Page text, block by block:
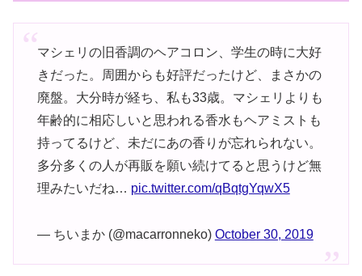
マシェリの旧香調のヘアコロン、学生の時に大好
きだった。周囲からも好評だったけど、まさかの
廃盤。大分時が経ち、私も33歳。マシェリよりも
年齢的に相応しいと思われる香水もヘアミストも
持ってるけど、未だにあの香りが忘れられない。
多分多くの人が再販を願い続けてると思うけど無
理みたいだね… pic.twitter.com/qBqtgYqwX5
— ちいまか (@macarronneko) October 30, 2019